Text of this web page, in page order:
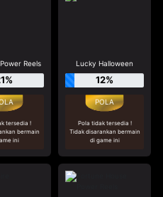
Reels
tersedia !
bermain
ini
Lucky Halloween
12%
Pola tidak tersedia !
Tidak disarankan bermain
di game ini